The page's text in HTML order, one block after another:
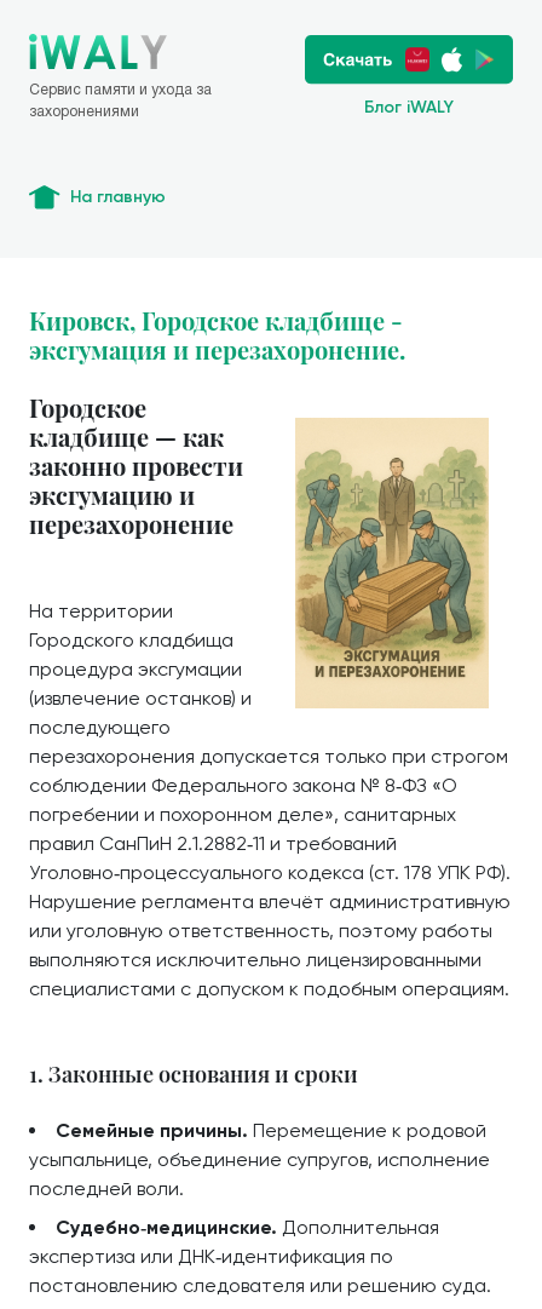
Сервис памяти и ухода за
захоронениями
Блог iWALY
На главную
Кировск, Городское кладбище -
эксгумация и перезахоронение.
Городское
кладбище — как
законно провести
эксгумацию и
перезахоронение
На территории
Городского кладбища
процедура эксгумации
(извлечение останков) и
последующего
перезахоронения допускается только при строгом
соблюдении Федерального закона № 8‑ФЗ «О
погребении и похоронном деле», санитарных
правил СанПиН 2.1.2882‑11 и требований
Уголовно‑процессуального кодекса (ст. 178 УПК РФ).
Нарушение регламента влечёт административную
или уголовную ответственность, поэтому работы
выполняются исключительно лицензированными
специалистами с допуском к подобным операциям.
1. Законные основания и сроки
Семейные причины. Перемещение к родовой
усыпальнице, объединение супругов, исполнение
последней воли.
Судебно‑медицинские. Дополнительная
экспертиза или ДНК‑идентификация по
постановлению следователя или решению суда.